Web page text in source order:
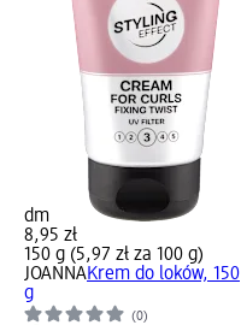
dm
8,95 zł
150 g (5,97 zł za 100 g)
JOANNAKrem do loków, 150
g
(0)